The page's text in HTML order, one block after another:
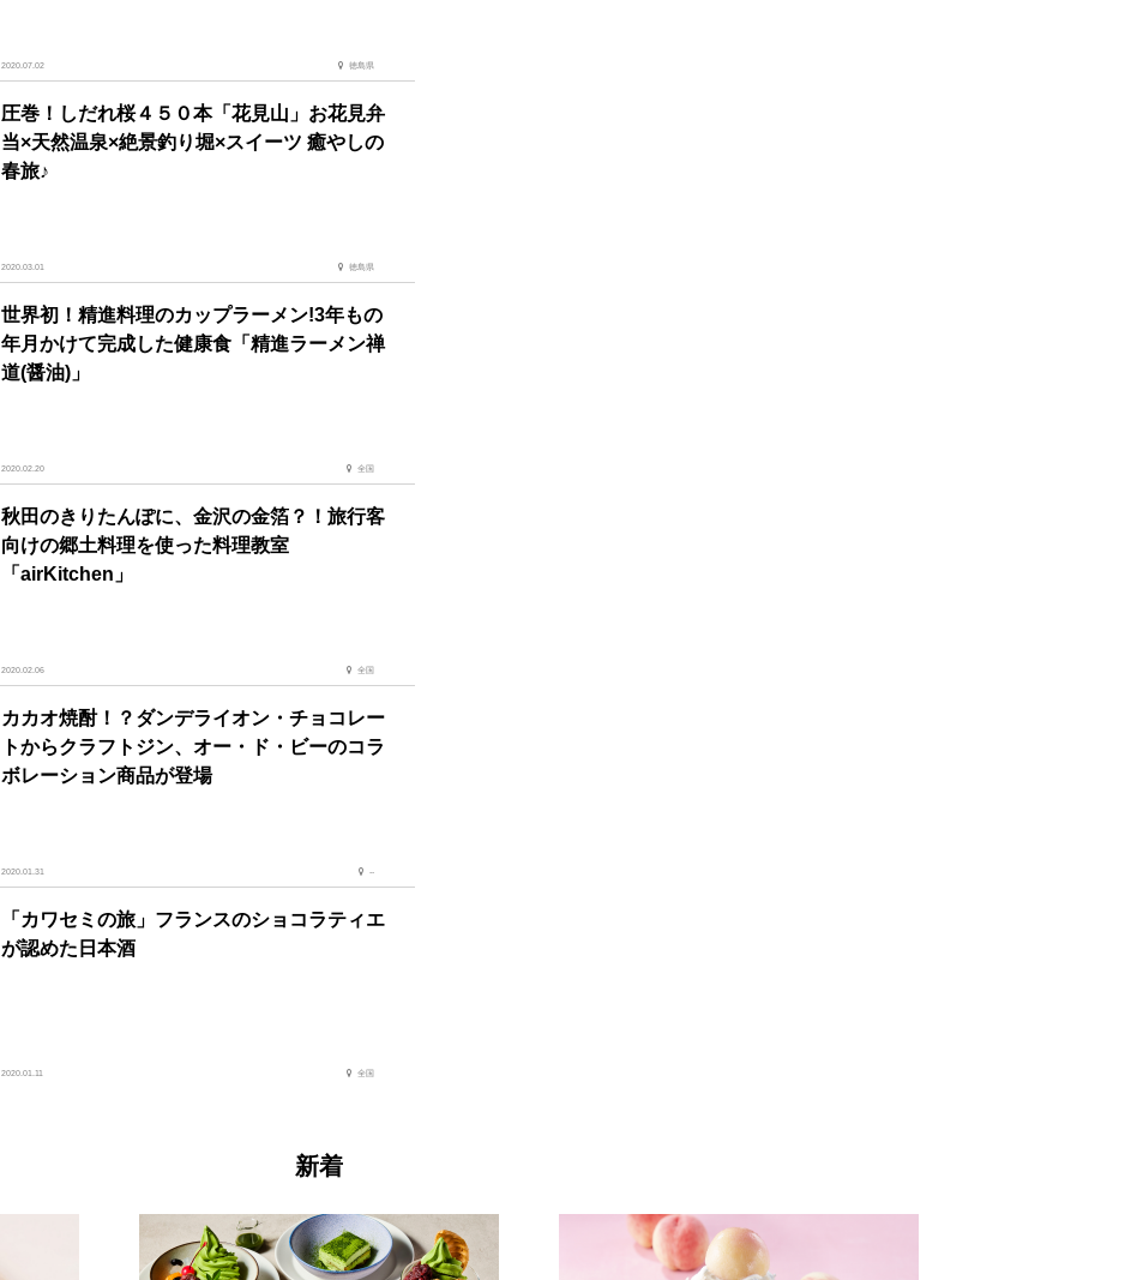
2020.07.02 徳島県
圧巻！しだれ桜４５０本「花見山」お花見弁
当×天然温泉×絶景釣り堀×スイーツ 癒やしの
春旅♪
2020.03.01 徳島県
世界初！精進料理のカップラーメン!3年もの
年月かけて完成した健康食「精進ラーメン禅
道(醤油)」
2020.02.20 全国
秋田のきりたんぽに、金沢の金箔？！旅行客
向けの郷土料理を使った料理教室
「airKitchen」
2020.02.06 全国
カカオ焼酎！？ダンデライオン・チョコレー
トからクラフトジン、オー・ド・ビーのコラ
ボレーション商品が登場
2020.01.31 --
「カワセミの旅」フランスのショコラティエ
が認めた日本酒
2020.01.11 全国
新着